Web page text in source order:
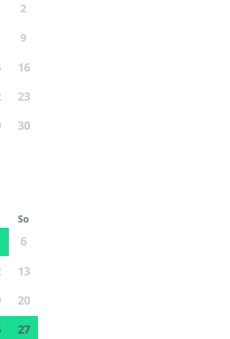
2
9
16
23
30
So
6
13
20
27